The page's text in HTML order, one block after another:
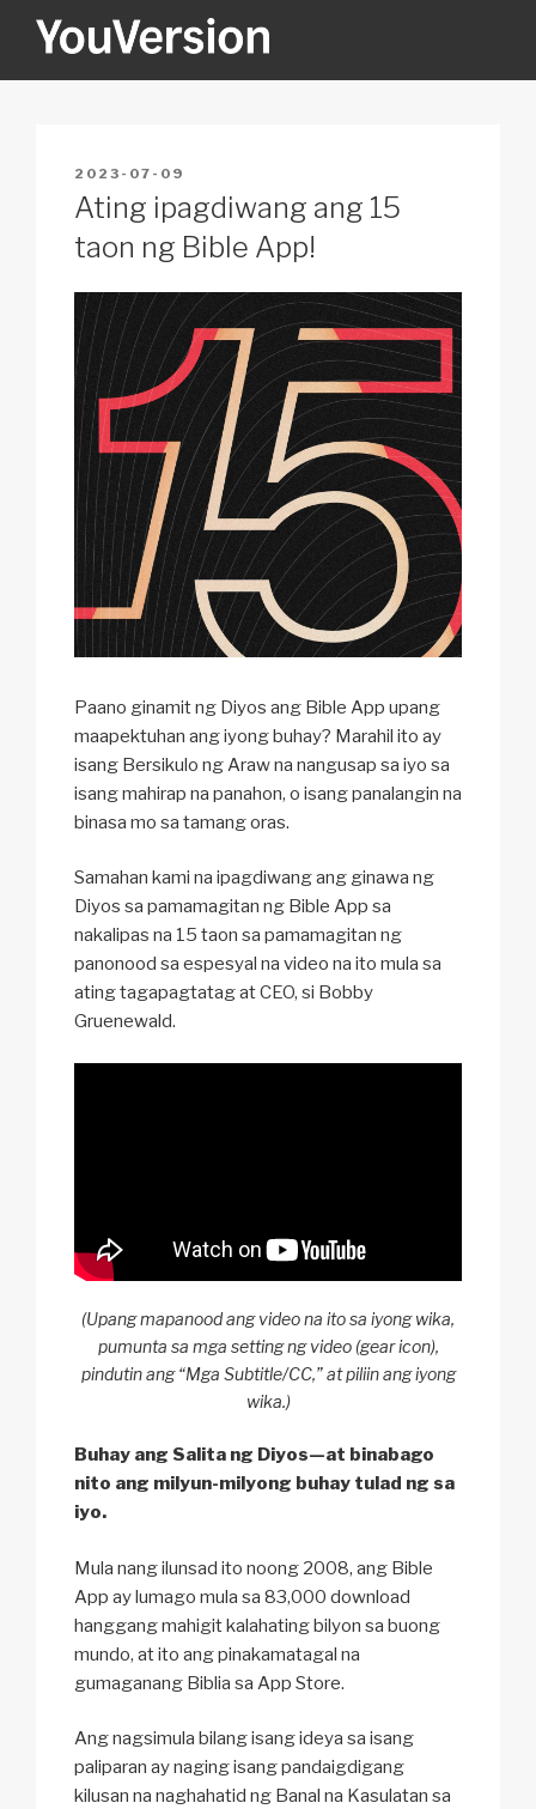
YOUVERSION
POSTED
ON
2023-07-09
Ating ipagdiwang ang 15
taon ng Bible App!
Paano ginamit ng Diyos ang Bible App upang
maapektuhan ang iyong buhay? Marahil ito ay
isang Bersikulo ng Araw na nangusap sa iyo sa
isang mahirap na panahon, o isang panalangin na
binasa mo sa tamang oras.
Samahan kami na ipagdiwang ang ginawa ng
Diyos sa pamamagitan ng Bible App sa
nakalipas na 15 taon sa pamamagitan ng
panonood sa espesyal na video na ito mula sa
ating tagapagtatag at CEO, si Bobby
Gruenewald.
(Upang mapanood ang video na ito sa iyong wika,
pumunta sa mga setting ng video (gear icon),
pindutin ang “Mga Subtitle/CC,” at piliin ang iyong
wika.)
Buhay ang Salita ng Diyos—at binabago
nito ang milyun-milyong buhay tulad ng sa
iyo.
Mula nang ilunsad ito noong 2008, ang Bible
App ay lumago mula sa 83,000 download
hanggang mahigit kalahating bilyon sa buong
mundo, at ito ang pinakamatagal na
gumaganang Biblia sa App Store.
Ang nagsimula bilang isang ideya sa isang
paliparan ay naging isang pandaigdigang
kilusan na naghahatid ng Banal na Kasulatan sa